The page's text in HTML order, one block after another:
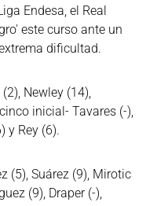
Endesa, el Real
este curso ante un
dificultad.
(2), Newley (14),
inicial- Tavares (-),
y Rey (6).
(5), Suárez (9), Mirotic
(9), Draper (-),